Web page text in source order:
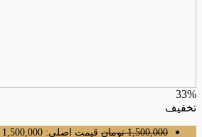
33%
تخفیف
1,500,000 تومان